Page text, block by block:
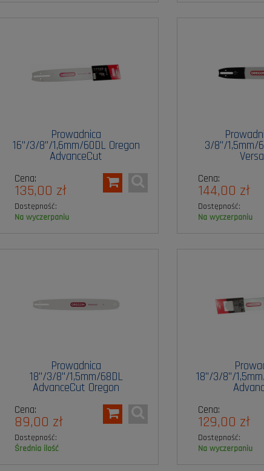
Prowadnica
16"/3/8"/1,6mm/60DL Oregon
AdvanceCut
Cena:
135,00 zł
Dostępność:
na wyczerpaniu
3/8"/1,5mm/
Cena:
144,00 zł
Dostępność:
na wyczerpaniu
Prowadnica
18"/3/8"/1,5mm/68DL
AdvanceCut Oregon
Cena:
89,00 zł
Dostępność:
średnia ilość
18"/3/8"/
Cena:
129,00 zł
Dostępność:
na wyczerpaniu